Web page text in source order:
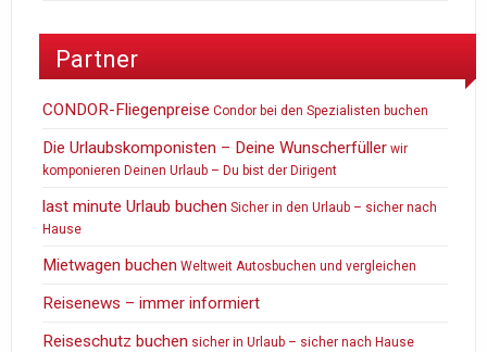
Partner
CONDOR-Fliegenpreise Condor bei den Spezialisten buchen
Die Urlaubskomponisten – Deine Wunscherfüller wir
komponieren Deinen Urlaub – Du bist der Dirigent
last minute Urlaub buchen Sicher in den Urlaub – sicher nach
Hause
Mietwagen buchen Weltweit Autosbuchen und vergleichen
Reisenews – immer informiert
Reiseschutz buchen sicher in Urlaub – sicher nach Hause